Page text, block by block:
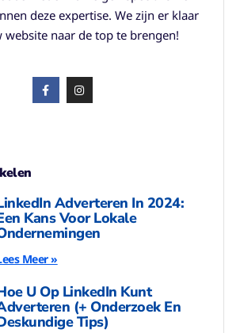
deze expertise. We zijn er klaar
naar de top te brengen!
Adverteren In 2024:
Kans Voor Lokale
Meer »
U Op LinkedIn Kunt
(+ Onderzoek En
Tips)